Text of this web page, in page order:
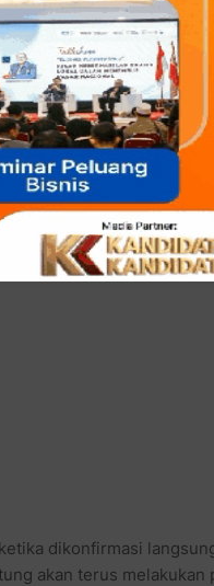
sabu dan satu unit
Wangurer Utara,
sabu untuk kedua
ketika dikonfirmasi
akan terus melakukan